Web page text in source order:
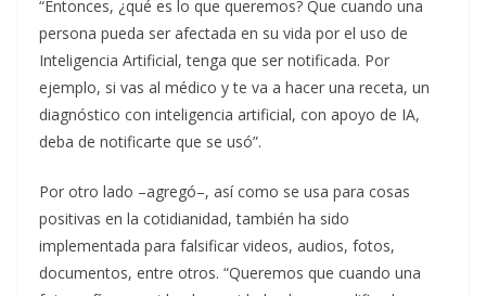
“Entonces, ¿qué es lo que queremos? Que cuando una
persona pueda ser afectada en su vida por el uso de
Inteligencia Artificial, tenga que ser notificada. Por
ejemplo, si vas al médico y te va a hacer una receta, un
diagnóstico con inteligencia artificial, con apoyo de IA,
deba de notificarte que se usó”.
Por otro lado –agregó–, así como se usa para cosas
positivas en la cotidianidad, también ha sido
implementada para falsificar videos, audios, fotos,
documentos, entre otros. “Queremos que cuando una